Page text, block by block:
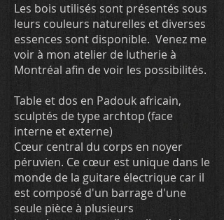
Les bois utilisés sont présentés sous
leurs couleurs naturelles et diverses
essences sont disponible. Venez me
voir à mon atelier de lutherie à
Montréal afin de voir les possibilités.
Table et dos en Padouk africain,
sculptés de type archtop (face
interne et externe)
Cœur central du corps en noyer
péruvien. Ce cœur est unique dans le
monde de la guitare électrique car il
est composé d'un barrage d'une
seule pièce à plusieurs